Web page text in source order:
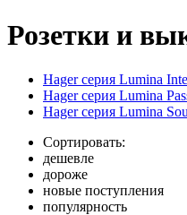
Розетки и
Hager серия Lumina
Hager серия Lumina
Hager серия Lumina
Сортировать:
дешевле
дороже
новые поступления
популярность